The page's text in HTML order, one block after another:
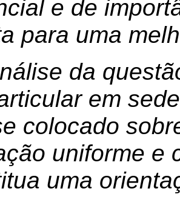
e de
para uma
da
em
colocado
uniforme e
uma